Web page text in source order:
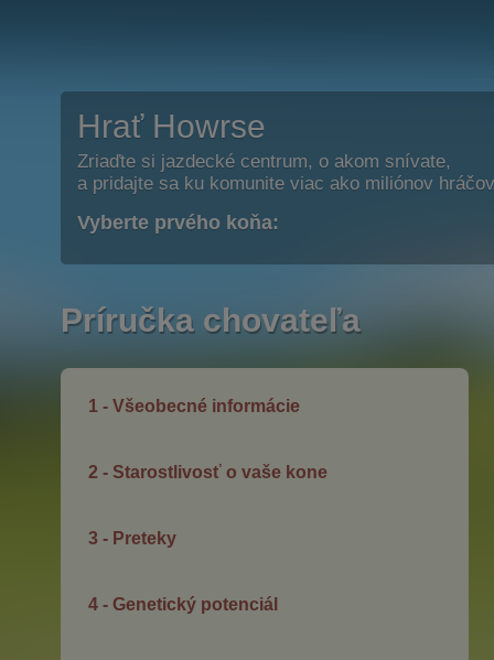
Hrať Howrse
Zriaďte si jazdecké centrum, o akom snívate,
a pridajte sa ku komunite viac ako miliónov
Vyberte prvého koňa:
Príručka chovateľa
1 - Všeobecné informácie
2 - Starostlivosť o vaše kone
3 - Preteky
4 - Genetický potenciál